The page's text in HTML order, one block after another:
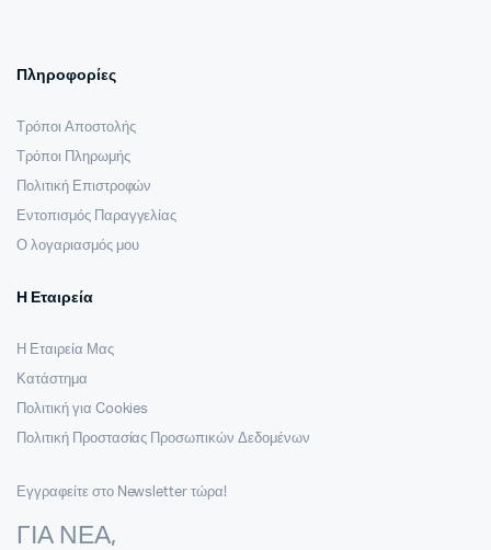
Πληροφορίες
Τρόποι Αποστολής
Τρόποι Πληρωμής
Πολιτική Επιστροφών
Εντοπισμός Παραγγελίας
Ο λογαριασμός μου
Η Εταιρεία
Η Εταιρεία Μας
Κατάστημα
Πολιτική για Cookies
Πολιτική Προστασίας Προσωπικών Δεδομένων
Εγγραφείτε στο Newsletter τώρα!
ΓΙΑ ΝΕΑ,